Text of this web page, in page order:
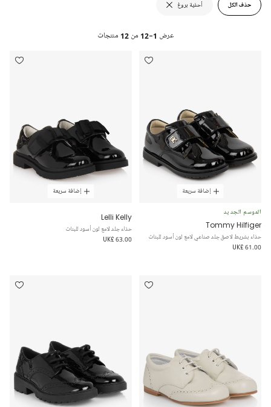
حذف الكل أحذية بروغ
عرض 1-12 من 12 منتجات
إضافة سريعة
الموسم الجديد
Tommy Hilfiger
حذاء بشريط لاصق جلد صناعي لامع لون أسود للبنات
UK£ 61.00
إضافة سريعة
Lelli Kelly
حذاء جلد لامع لون أسود للبنات
UK£ 63.00